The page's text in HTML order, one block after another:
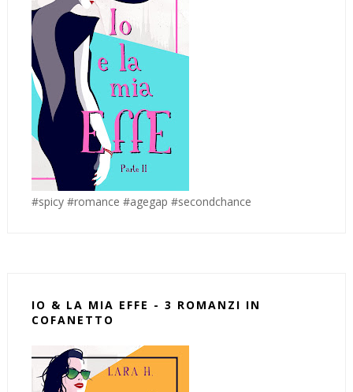
#spicy #romance #agegap #secondchance
IO & LA MIA EFFE - 3 ROMANZI IN
COFANETTO